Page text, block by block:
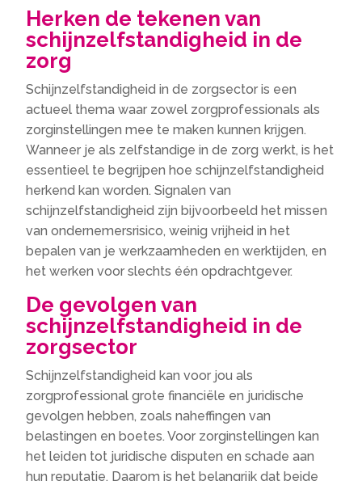
Herken de tekenen van
schijnzelfstandigheid in de
zorg
Schijnzelfstandigheid in de zorgsector is een
actueel thema waar zowel zorgprofessionals als
zorginstellingen mee te maken kunnen krijgen.
Wanneer je als zelfstandige in de zorg werkt, is het
essentieel te begrijpen hoe schijnzelfstandigheid
herkend kan worden. Signalen van
schijnzelfstandigheid zijn bijvoorbeeld het missen
van ondernemersrisico, weinig vrijheid in het
bepalen van je werkzaamheden en werktijden, en
het werken voor slechts één opdrachtgever.
De gevolgen van
schijnzelfstandigheid in de
zorgsector
Schijnzelfstandigheid kan voor jou als
zorgprofessional grote financiële en juridische
gevolgen hebben, zoals naheffingen van
belastingen en boetes. Voor zorginstellingen kan
het leiden tot juridische disputen en schade aan
hun reputatie. Daarom is het belangrijk dat beide